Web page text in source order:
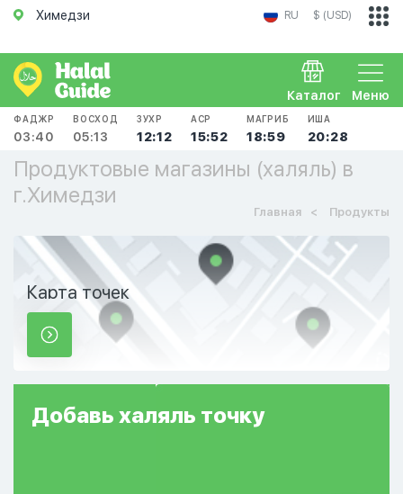
Химедзи RU $ (USD)
Меню
Каталог
ФАДЖР
03:40
ВОСХОД
05:13
ЗУХР
12:12
АСР
15:52
МАГРИБ
18:59
ИША
20:28
Продуктовые магазины (халяль) в
г.Химедзи
Главная Продукты
Карта точек
Добавь халяль точку